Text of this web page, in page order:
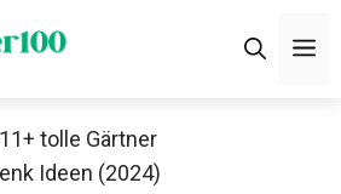
11+ tolle Gärtner
Ideen (2024)